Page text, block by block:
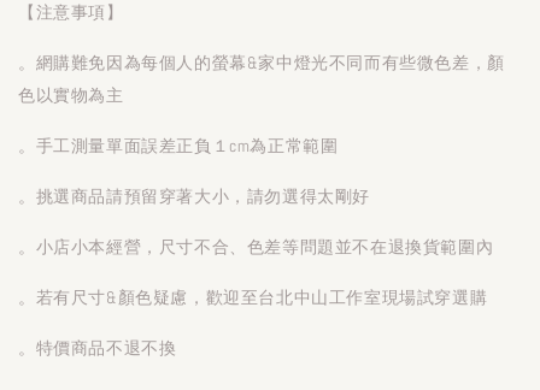
【注意事項】
。網購難免因為每個人的螢幕&家中燈光不同而有些微色差，顏
色以實物為主
。手工測量單面誤差正負１cm為正常範圍
。挑選商品請預留穿著大小，請勿選得太剛好
。小店小本經營，尺寸不合、色差等問題並不在退換貨範圍內
。若有尺寸&顏色疑慮，歡迎至台北中山工作室現場試穿選購
。特價商品不退不換